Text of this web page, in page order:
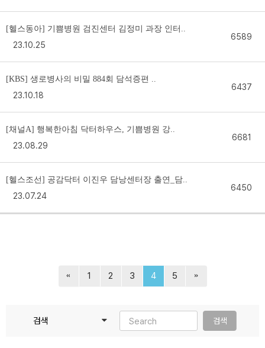
[헬스동아] 기쁨병원 검진센터 김정미 과장 인터..
23.10.25
6589
[KBS] 생로병사의 비밀 884회 담석증편 ..
23.10.18
6437
[채널A] 행복한아침 닥터하우스, 기쁨병원 강..
23.08.29
6681
[헬스조선] 공감닥터 이진우 담낭센터장 출연_담..
23.07.24
6450
1 2 3 4 5
검색 검색